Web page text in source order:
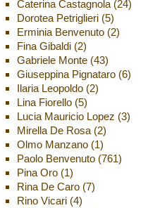
Caterina Castagnola(24)
Dorotea Petriglieri(5)
Erminia Benvenuto(2)
Fina Gibaldi(2)
Gabriele Monte(43)
Giuseppina Pignataro(6)
Ilaria Leopoldo(2)
Lina Fiorello(5)
Lucia Mauricio Lopez (3)
Mirella De Rosa(2)
Olmo Manzano(1)
Paolo Benvenuto(761)
Pina Oro(1)
Rina De Caro(7)
Rino Vicari(4)